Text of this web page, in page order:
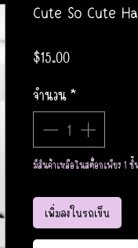
Cute So Cute
$15.00ราคา
จำนวน*
มีสินค้าเหลือในสต็อกเพียง 1 ชิ้
เพิ่มลงในรถเข็น